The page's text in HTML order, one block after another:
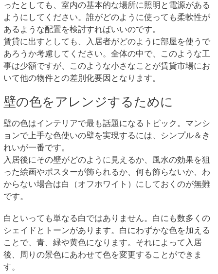
ったとしても、室内の基本的な場所に照明と電源がある
ようにしてください。誰がどのように使っても柔軟性が
あるような配置を検討すればいいのです。
賃貸に出すとしても、入居者がどのように部屋を使うで
あろうか考慮してください。全体の中で、このような工
事は少額ですが、このような小さなことが賃貸市場にお
いて他の物件との差別化要因となります。
壁の色をアレンジするために
壁の色はインテリアで最も話題になるトピック。マンシ
ョンで上手な色使いの壁を実現するには、シンプル＆き
れいが一番です。
入居後にその壁がどのように見えるか、風水の効果を狙
った絵画やポスターが飾られるか、何も飾らないか、わ
からない場合は白（オフホワイト）にしておくのが無難
です。
白といっても単なる白ではありません。白にも数多くの
シェイドとトーンがあります。白にわずかな色を加える
ことで、青、緑や黄色になります。それによって入居
後、周りの景色にあわせて色を変更することができま
す。